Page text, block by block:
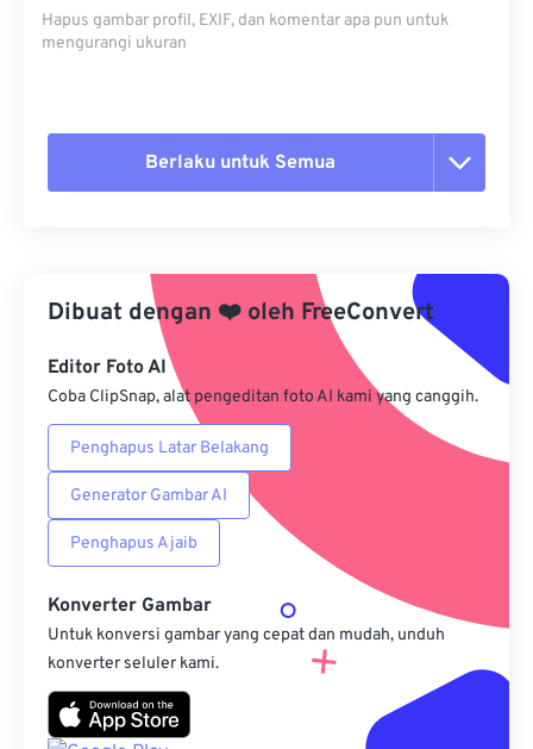
Hapus gambar profil, EXIF, dan komentar apa pun untuk
mengurangi ukuran
Berlaku untuk Semua
Terapkan dari Preset
Simpan sebagai Preset
Dibuat dengan ❤️ oleh FreeConvert
Editor Foto AI
Coba ClipSnap, alat pengeditan foto AI kami yang canggih.
Penghapus Latar Belakang
Generator Gambar AI
Penghapus Ajaib
Konverter Gambar
Untuk konversi gambar yang cepat dan mudah, unduh
konverter seluler kami.